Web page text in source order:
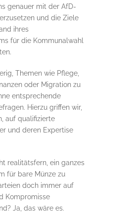
genauer mit der AfD-
und die Ziele
ihres
für die Kommunalwahl
Themen wie Pflege,
oder Migration zu
entsprechende
Hierzu griffen wir,
auf qualifizierte
und deren Expertise
realitätsfern, ein ganzes
für bare Münze zu
doch immer auf
Kompromisse
Ja, das wäre es.